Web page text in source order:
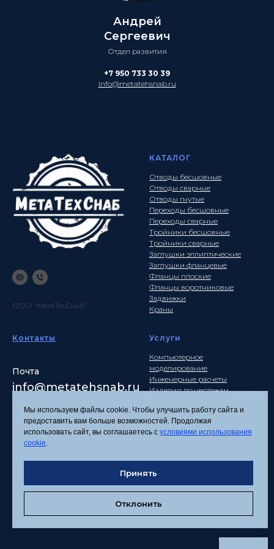
Андрей
Сергеевич
Отдел развития
+7 950 733 30 39
info@metatehsnab.ru
ООО "МетаТехСнаб"
КАТАЛОГ
Отводы бесшовные
Отводы сварные
Отводы гнутые
Переходы бесшовные
Переходы сварные
Тройники бесшовные
Тройники сварные
Заглушки эллиптические
Заглушки фланцевые
Фланцы плоские
Фланцы воротниковые
Задвижки
Краны
Контакты
Почта
info@metatehsnab.ru
Услуги
Компьютерное
моделирование
Инженерные расчеты
Изделия по чертежам
Политика
Согласие на обработку
персональных данных
Соглашение об
Мы используем файлы cookie. Чтобы улучшить работу сайта и
предоставить вам больше возможностей. Продолжая
использовать сайт, вы соглашаетесь с условиями использования
cookie.
Принять
Отклонить